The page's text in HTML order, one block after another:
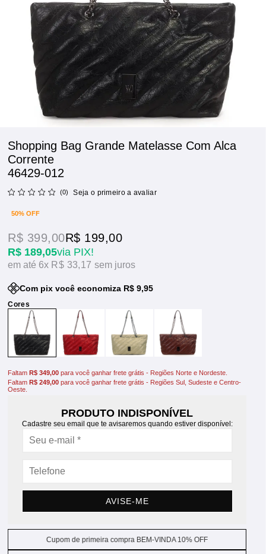
Shopping Bag Grande Matelasse Com Alca
Corrente
46429-012
(0) Seja o primeiro a avaliar
50% OFF
R$ 189,05via PIX!
R$ 399,00R$ 199,00
6x R$ 33,17sem juros
Com pix você economiza R$ 9,95
FaltamR$ 349,00 para você ganhar frete grátis - Regiões Norte e Nordeste.
FaltamR$ 249,00 para você ganhar frete grátis - Regiões Sul, Sudeste e Centro-
Oeste.
PRODUTO INDISPONÍVEL
Cadastre seu email que te avisaremos quando estiver disponível:
AVISE-ME
Cupom de primeira compra BEM-VINDA 10% OFF